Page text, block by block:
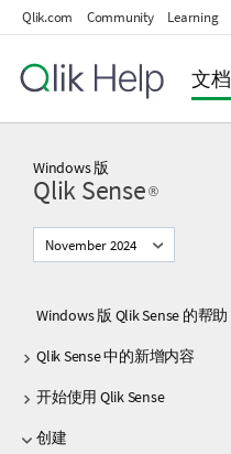
Qlik.com Community Learning
文档
Windows版
Qlik Sense ®
November 2024
Windows 版 Qlik Sense 的帮助
Qlik Sense 中的新增内容
开始使用 Qlik Sense
创建